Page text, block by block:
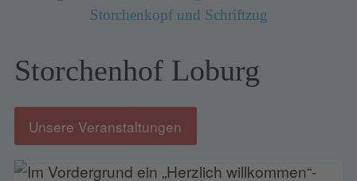
Storchenhof Loburg
Unsere Veranstaltungen